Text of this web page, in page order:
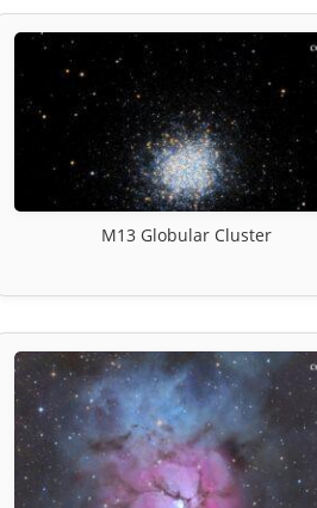
M13 Globular Cluster